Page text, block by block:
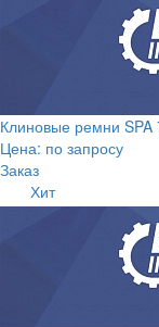
Клиновые ремни SPA
Цена: по запросу
Заказ
Хит